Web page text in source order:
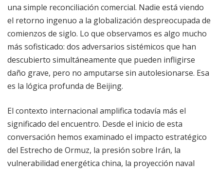
una simple reconciliación comercial. Nadie está viendo
el retorno ingenuo a la globalización despreocupada de
comienzos de siglo. Lo que observamos es algo mucho
más sofisticado: dos adversarios sistémicos que han
descubierto simultáneamente que pueden infligirse
daño grave, pero no amputarse sin autolesionarse. Esa
es la lógica profunda de Beijing.
El contexto internacional amplifica todavía más el
significado del encuentro. Desde el inicio de esta
conversación hemos examinado el impacto estratégico
del Estrecho de Ormuz, la presión sobre Irán, la
vulnerabilidad energética china, la proyección naval